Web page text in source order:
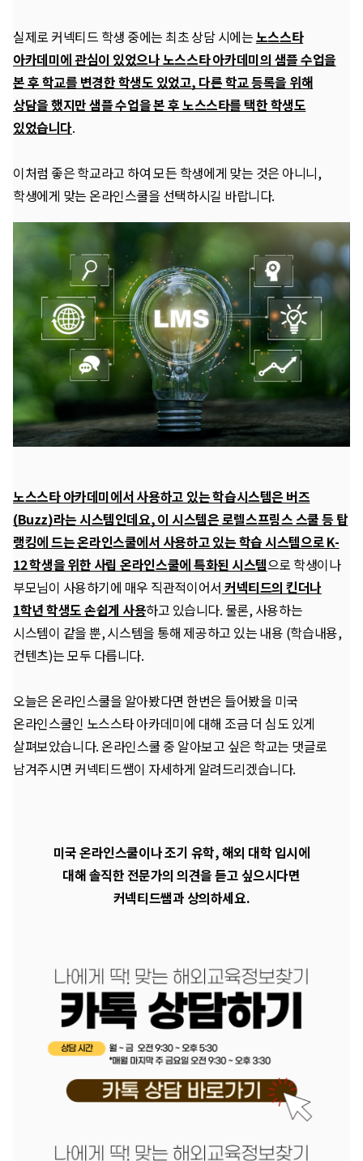
실제로 커넥티드 학생 중에는 최초 상담 시에는노스스타
아카데미에 관심이 있었으나 노스스타 아카데미의 샘플 수업을
본 후 학교를 변경한 학생도 있었고, 다른 학교 등록을 위해
상담을 했지만 샘플 수업을 본 후 노스스타를 택한 학생도
있었습니다.
이처럼 좋은 학교라고 하여 모든 학생에게 맞는 것은 아니니,
학생에게 맞는 온라인스쿨을 선택하시길 바랍니다.
노스스타 아카데미에서 사용하고 있는 학습시스템은 버즈
(Buzz)라는 시스템인데요, 이 시스템은 로렐스프링스 스쿨 등 탑
랭킹에 드는 온라인스쿨에서 사용하고 있는 학습 시스템으로 K-
12 학생을 위한 사립 온라인스쿨에 특화된 시스템으로 학생이나
부모님이 사용하기에 매우 직관적이어서 커넥티드의 킨더나
1학년 학생도 손쉽게 사용하고 있습니다. 물론, 사용하는
시스템이 같을 뿐, 시스템을 통해 제공하고 있는 내용 (학습내용,
컨텐츠)는 모두 다릅니다.
오늘은 온라인스쿨을 알아봤다면 한번은 들어봤을 미국
온라인스쿨인 노스스타 아카데미에 대해 조금 더 심도 있게
살펴보았습니다. 온라인스쿨 중 알아보고 싶은 학교는 댓글로
남겨주시면 커넥티드쌤이 자세하게 알려드리겠습니다.
미국 온라인스쿨이나 조기 유학, 해외 대학 입시에
대해 솔직한 전문가의 의견을 듣고 싶으시다면
커넥티드쌤과 상의하세요.